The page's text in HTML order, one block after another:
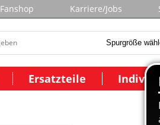
Fanshop Karriere/Jobs
Ersatzteile